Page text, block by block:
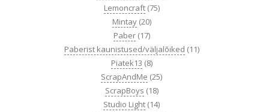
Lemoncraft (75)
Mintay (20)
Paber (17)
Paberist kaunistused/väljalõiked (11)
Piatek13 (8)
ScrapAndMe (25)
ScrapBoys (18)
Studio Light (14)